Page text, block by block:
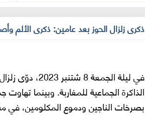
ذكرى زلزال الحوز بعد عامين: ذكرى الألم
في ليلة
الذاكرة الجماعية للمغاربة. وبينما
بصرخات الناجين ودموع المكلومين،